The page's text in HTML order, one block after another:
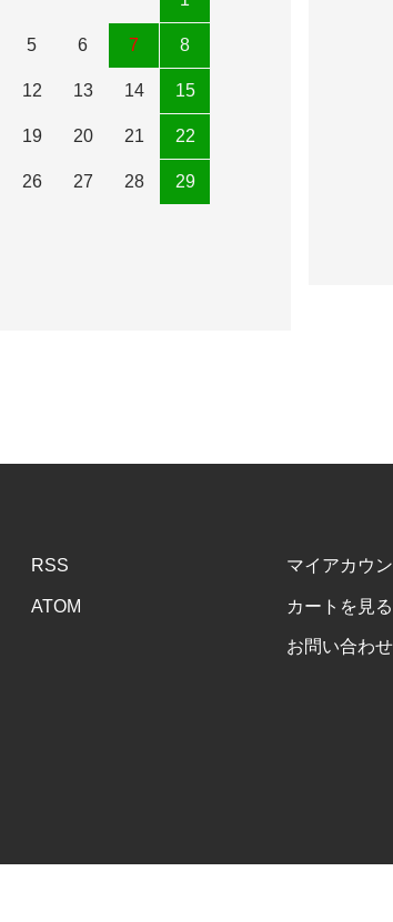
5 6 7 8
12 13 14 15
19 20 21 22
26 27 28 29
RSS
ATOM
マイアカウ
カートを見る
お問い合わせ